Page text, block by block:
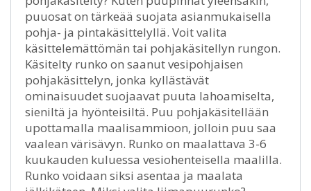
puuosat on tärkeää suojata asianmukaisella
pohja- ja pintakäsittelyllä. Voit valita
käsittelemättömän tai pohjakäsitellyn rungon.
Käsitelty runko on saanut vesipohjaisen
pohjakäsittelyn, jonka kyllästävät
ominaisuudet suojaavat puuta lahoamiselta,
sieniltä ja hyönteisiltä. Puu pohjakäsitellään
upottamalla maalisammioon, jolloin puu saa
vaalean värisävyn. Runko on maalattava 3-6
kuukauden kuluessa vesiohenteisella maalilla.
Runko voidaan siksi asentaa ja maalata